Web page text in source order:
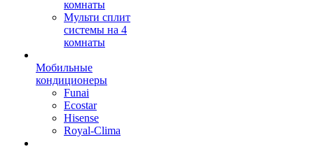
комнаты
Мульти сплит
системы на 4
комнаты
Мобильные
кондиционеры
Funai
Ecostar
Hisense
Royal-Clima